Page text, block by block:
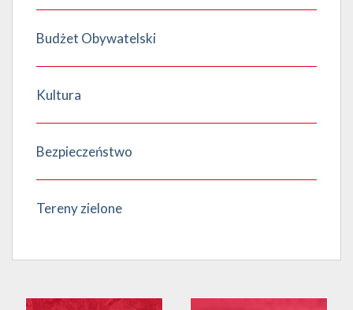
Budżet Obywatelski
Kultura
Bezpieczeństwo
Tereny zielone